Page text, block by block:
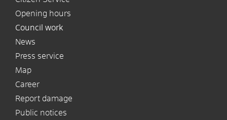
Opening hours
Council work
News
Press service
Map
Career
Report damage
Public notices